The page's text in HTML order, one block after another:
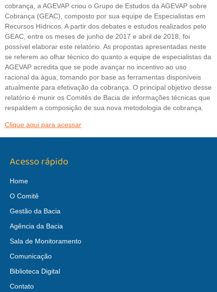
cobrança, a AGEVAP criou o Grupo de Estudos da AGEVAP sobre
Cobrança (GEAC), composto por sua equipe de Especialistas em
Recursos Hídricos. A partir dos debates e estudos realizados pelo
GEAC, entre os meses de junho de 2017 e abril de 2018, foi
possível elaborar este relatório. As propostas apresentadas neste
se referem ao olhar técnico do quanto a equipe de especialistas da
AGEVAP acredita que se pode avançar no incentivo ao uso
racional da água, tomando por base as ferramentas disponíveis
atualmente para efetivação da cobrança. O principal objetivo desse
relatório é munir os Comitês de Bacia de informações técnicas que
respaldem a composição de sua nova metodologia de cobrança.
Clique aqui para acessar
Acesso rápido
Home
O Comitê
Gestão da Bacia
Agência da Bacia
Sala de Monitoramento
Comunicação
Biblioteca Digital
Contato